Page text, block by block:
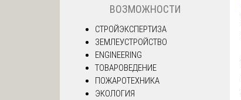
ВОЗМОЖНОСТИ
СТРОЙЭКСПЕРТИЗА
ЗЕМЛЕУСТРОЙСТВО
ENGINEERING
ТОВАРОВЕДЕНИЕ
ПОЖАРОТЕХНИКА
ЭКОЛОГИЯ